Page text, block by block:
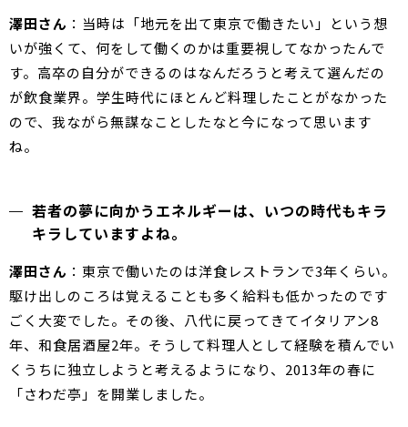
澤田さん ：当時は「地元を出て東京で働きたい」という想
いが強くて、何をして働くのかは重要視してなかったんで
す。高卒の自分ができるのはなんだろうと考えて選んだの
が飲食業界。学生時代にほとんど料理したことがなかった
ので、我ながら無謀なことしたなと今になって思います
ね。
若者の夢に向かうエネルギーは、いつの時代もキラ
キラしていますよね。
澤田さん ：東京で働いたのは洋食レストランで3年くらい。
駆け出しのころは覚えることも多く給料も低かったのです
ごく大変でした。その後、八代に戻ってきてイタリアン8
年、和食居酒屋2年。そうして料理人として経験を積んでい
くうちに独立しようと考えるようになり、2013年の春に
「さわだ亭」を開業しました。